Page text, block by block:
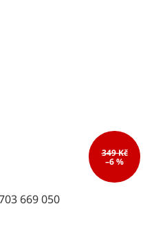
349 Kč
–6 %
669 050